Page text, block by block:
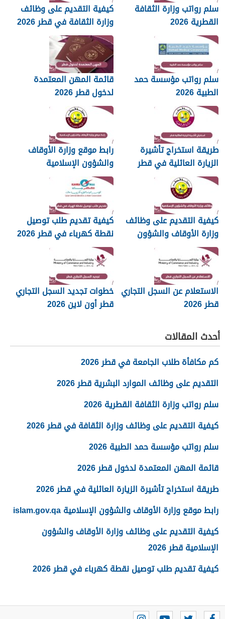
سلم رواتب وزارة الثقافة
القطرية 2026
كيفية التقديم على وظائف
وزارة الثقافة في قطر 2026
سلم رواتب مؤسسة حمد
الطبية 2026
قائمة المهن المعتمدة
لدخول قطر 2026
طريقة استخراج تأشيرة
الزيارة العائلية في قطر
2026
رابط موقع وزارة الأوقاف
والشؤون الإسلامية
islam.gov.qa
كيفية التقديم على وظائف
وزارة الأوقاف والشؤون
الإسلامية قطر 2026
كيفية تقديم طلب توصيل
نقطة كهرباء في قطر 2026
الاستعلام عن السجل التجاري
قطر 2026
خطوات تجديد السجل التجاري
قطر أون لاين 2026
أحدث المقالات
كم مكافأة طلاب الجامعة في قطر 2026
التقديم على وظائف الموارد البشرية قطر 2026
سلم رواتب وزارة الثقافة القطرية 2026
كيفية التقديم على وظائف وزارة الثقافة في قطر 2026
سلم رواتب مؤسسة حمد الطبية 2026
قائمة المهن المعتمدة لدخول قطر 2026
طريقة استخراج تأشيرة الزيارة العائلية في قطر 2026
رابط موقع وزارة الأوقاف والشؤون الإسلامية islam.gov.qa
كيفية التقديم على وظائف وزارة الأوقاف والشؤون
الإسلامية قطر 2026
كيفية تقديم طلب توصيل نقطة كهرباء في قطر 2026